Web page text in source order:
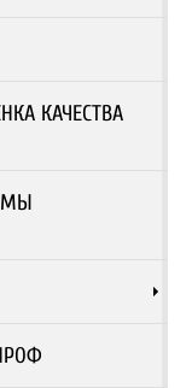
КАЧЕСТВА